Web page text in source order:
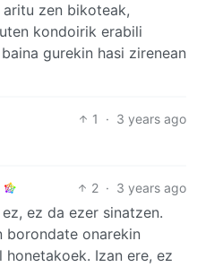
zen bikoteak,
kondoirik erabili
gurekin hasi zirenean
1 · 3 years ago
2 · 3 years ago
ez da ezer sinatzen.
borondate onarekin
Izan ere, ez